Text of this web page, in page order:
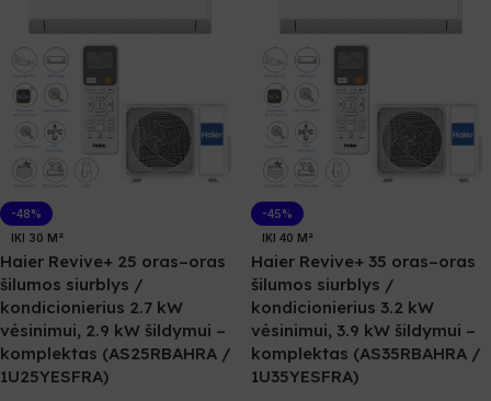
-48%
IKI 30 M²
Haier Revive+ 25 oras–oras
šilumos siurblys /
kondicionierius 2.7 kW
vėsinimui, 2.9 kW šildymui –
komplektas (AS25RBAHRA /
1U25YESFRA)
-45%
IKI 40 M²
Haier Revive+ 35 oras–oras
šilumos siurblys /
kondicionierius 3.2 kW
vėsinimui, 3.9 kW šildymui –
komplektas (AS35RBAHRA /
1U35YESFRA)